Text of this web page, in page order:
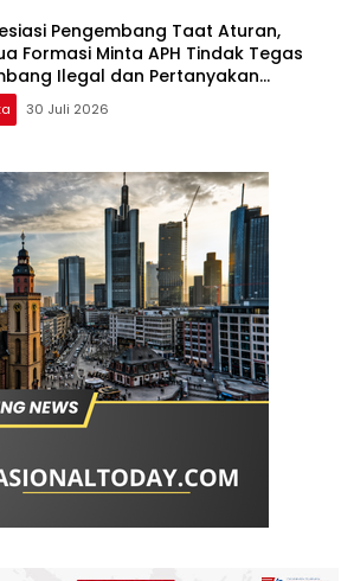
Pengembang Taat Aturan,
Formasi Minta APH Tindak Tegas
Ilegal dan Pertanyakan
di Gambor
30 Juli 2026